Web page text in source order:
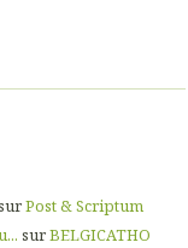
Post & Scriptum
surBELGICATHO